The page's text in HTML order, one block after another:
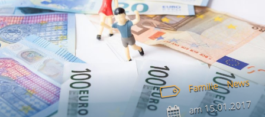
Familie News
am15.01.2017